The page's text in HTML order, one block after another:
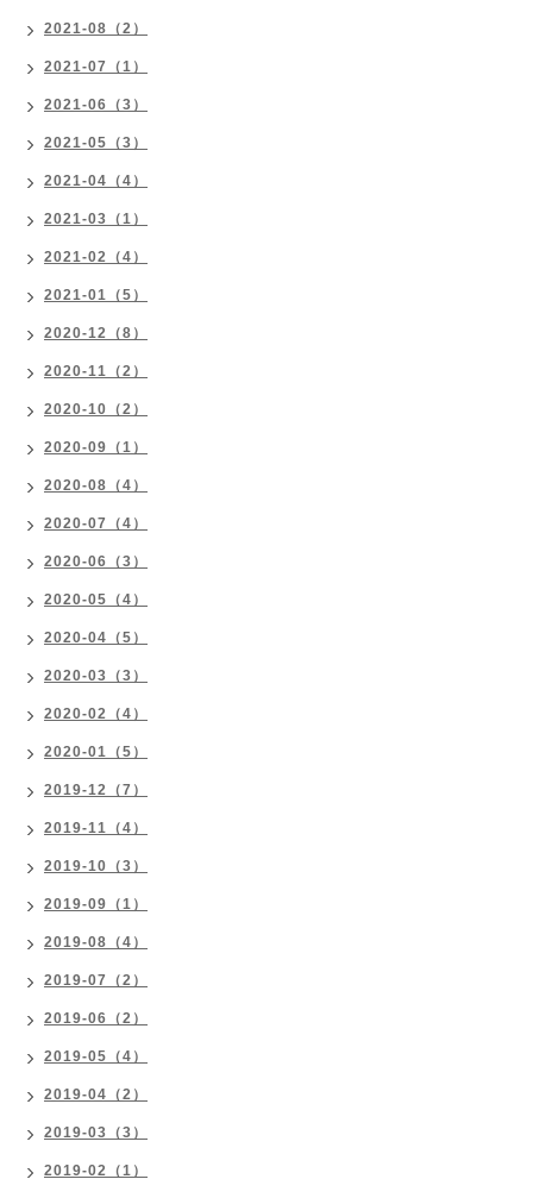
2021-08（2）
2021-07（1）
2021-06（3）
2021-05（3）
2021-04（4）
2021-03（1）
2021-02（4）
2021-01（5）
2020-12（8）
2020-11（2）
2020-10（2）
2020-09（1）
2020-08（4）
2020-07（4）
2020-06（3）
2020-05（4）
2020-04（5）
2020-03（3）
2020-02（4）
2020-01（5）
2019-12（7）
2019-11（4）
2019-10（3）
2019-09（1）
2019-08（4）
2019-07（2）
2019-06（2）
2019-05（4）
2019-04（2）
2019-03（3）
2019-02（1）